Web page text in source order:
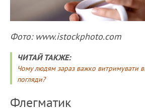
Фото: www.istockphoto.com
ЧИТАЙ ТАКЖЕ:
Чому людям зараз важко витримувати
погляди?
Флегматик